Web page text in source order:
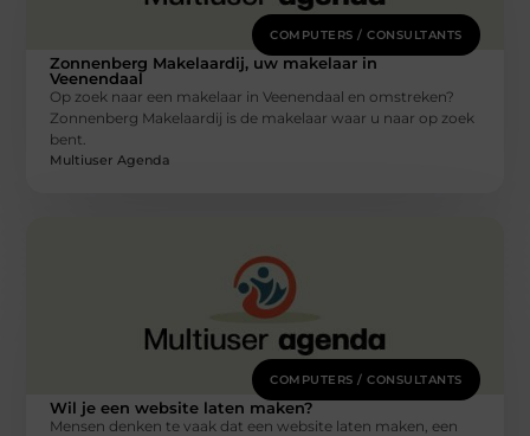
COMPUTERS / CONSULTANTS
Zonnenberg Makelaardij, uw makelaar in
Veenendaal
Op zoek naar een makelaar in Veenendaal en omstreken?
Zonnenberg Makelaardij is de makelaar waar u naar op zoek
bent.
Multiuser Agenda
COMPUTERS / CONSULTANTS
Wil je een website laten maken?
Mensen denken te vaak dat een website laten maken, een